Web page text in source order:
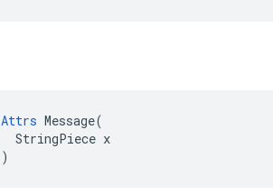
Attrs Message(
  StringPiece x
)